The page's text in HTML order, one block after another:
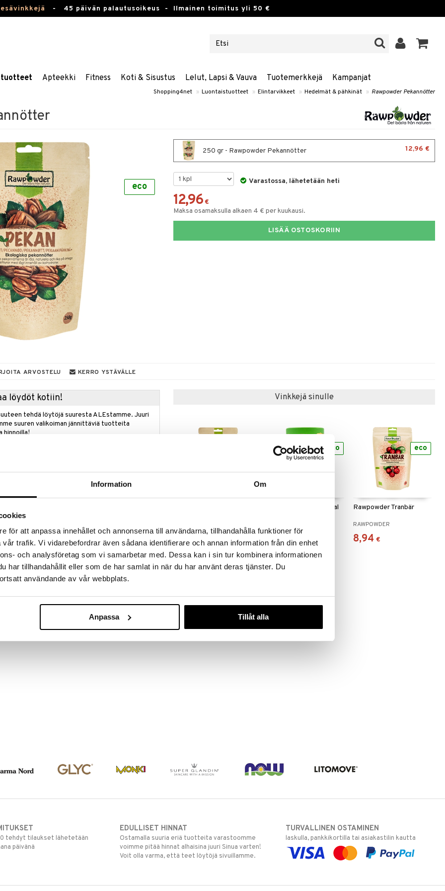
Information Om
för att anpassa innehållet och annonserna till användarna, tillhandahålla funktioner för
trafik. Vi vidarebefordrar även sådana identifierare och annan information från din enhet
och analysföretag som vi samarbetar med. Dessa kan i sin tur kombinera informationen
har tillhandahållit eller som de har samlat in när du har använt deras tjänster. Du
användande av vår webbplats.
Anpassa Tillåt alla
- 45 päivän palautusoikeus - Ilmainen toimitus yli 50 €
Apteekki Fitness Koti & Sisustus Lelut, Lapsi & Vauva Tuotemerkkejä Kampanjat
Shopping4net » Luontaistuotteet » Elintarvikkeet » Hedelmät & pähkinät » Rawpowder Pekannötter
eco
250 gr - Rawpowder Pekannötter 12,96 €
Varastossa, lähetetään heti
12,96 €
Maksa osamaksulla alkaen 4 € per kuukausi.
LISÄÄ OSTOSKORIIN
ARVOSTELU KERRO YSTÄVÄLLE
löydöt kotiin!
tehdä löytöjä suuresta ALEstamme. Juuri
suuren valikoiman jännittäviä tuotteita
hinnoilla!
pähkinöistä makadamiapähkinöiden ohella.
rasvaa, noin 66%, ja ne maistuvat
Ne ovat myös raakoja ja luonnollisia. Täydellisiä
erinomaisesti salaatteihin, jälkiruokiin tai vain
joka kuuluu allergeeneihin.
tasapainoisen ja monipuolisen ruokavalion
ja vegaaneille.
Vinkkejä sinulle
9 €
Rawpowder Ceremonial
19,90 €
eco
Rawpowder Tranbär
RAWPOWDER
8,94 €
eco
tehdyt tilaukset lähetetään
päivänä
EDULLISET HINNAT
Ostamalla suuria eriä tuotteita varastoomme
voimme pitää hinnat alhaisina juuri Sinua varten!
Voit olla varma, että teet löytöjä sivuillamme.
TURVALLINEN OSTAMINEN
laskulla, pankkikortilla tai asiakastilin kautta